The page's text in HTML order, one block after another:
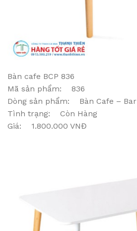
Bàn cafe BCP 836
Mã sản phẩm: 836
Dòng sản phẩm: Bàn Cafe – Bar
Tình trạng: Còn Hàng
Giá: 1.800.000 VNĐ